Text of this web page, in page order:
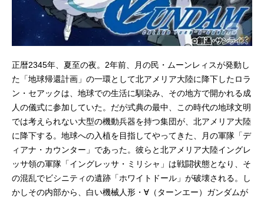
正暦2345年、夏至の夜。2年前、月の民・ムーンレィスが発動し
た「地球帰還計画」の一環として北アメリア大陸に降下したロラ
ン・セアックは、地球での生活に馴染み、その地方で開かれる成
人の儀式に参加していた。だが式典の最中、この時代の地球文明
では考えられない大型の機動兵器を持つ集団が、北アメリア大陸
に降下する。地球への入植を目指してやってきた、月の軍隊「デ
ィアナ・カウンター」であった。彼らと北アメリア大陸イングレ
ッサ領の軍隊「イングレッサ・ミリシャ」は戦闘状態となり、そ
の混乱でビシニティの遺跡「ホワイトドール」が破壊される。し
かしその内部から、白い機械人形・∀（ターンエー）ガンダムが